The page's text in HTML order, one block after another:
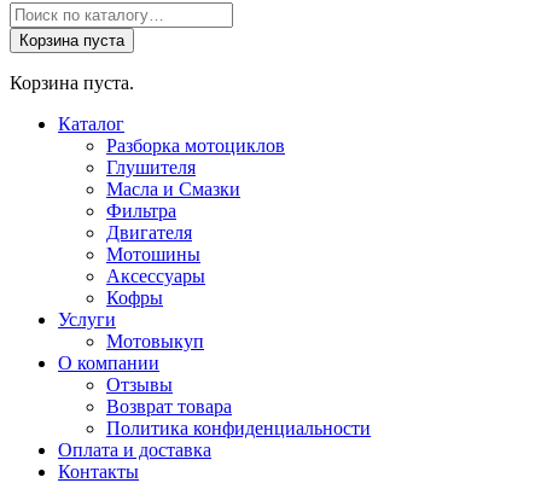
Поиск
товаров
Корзина пуста
Корзина пуста.
Каталог
Разборка мотоциклов
Глушителя
Масла и Смазки
Фильтра
Двигателя
Мотошины
Аксессуары
Кофры
Услуги
Мотовыкуп
О компании
Отзывы
Возврат товара
Политика конфиденциальности
Оплата и доставка
Контакты